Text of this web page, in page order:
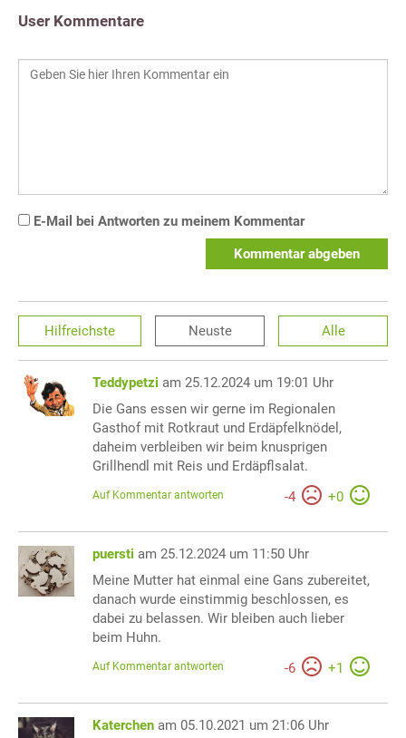
User Kommentare
E-Mail bei Antworten zu meinem Kommentar
Kommentar abgeben
Hilfreichste Neuste Alle
Teddypetzi am 25.12.2024 um 19:01 Uhr
Die Gans essen wir gerne im Regionalen
Gasthof mit Rotkraut und Erdäpfelknödel,
daheim verbleiben wir beim knusprigen
Grillhendl mit Reis und Erdäpflsalat.
-4 +0
Auf Kommentar antworten
puersti am 25.12.2024 um 11:50 Uhr
Meine Mutter hat einmal eine Gans zubereitet,
danach wurde einstimmig beschlossen, es
dabei zu belassen. Wir bleiben auch lieber
beim Huhn.
-6 +1
Auf Kommentar antworten
Katerchen am 05.10.2021 um 21:06 Uhr